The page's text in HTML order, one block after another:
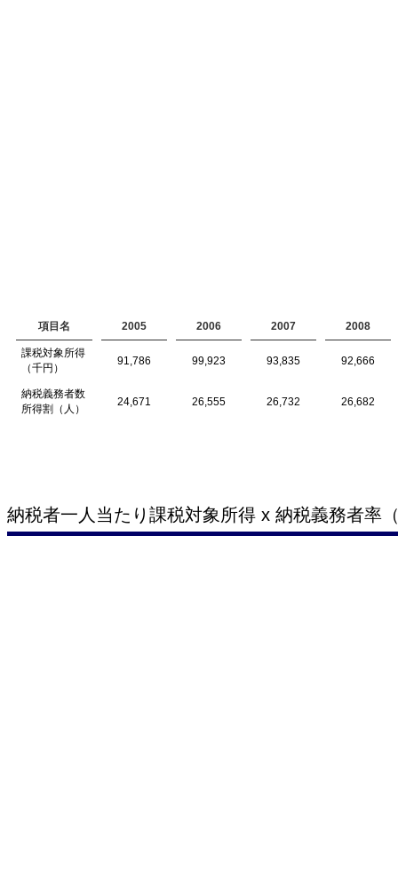
項目名 2005 2006 2007 2008
課税対象所得
（千円）
91,786 99,923 93,835 92,666
納税義務者数
所得割（人）
24,671 26,555 26,732 26,682
納税者一人当たり課税対象所得 x 納税義務者率